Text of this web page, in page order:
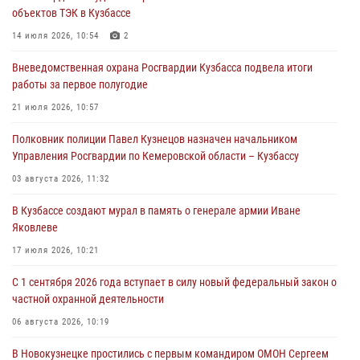
частной охранной деятельности
06 августа 2026, 10:19
Росгвардейцы задержали предполагаемого виновника причинения
ножевого ранения кемеровчанину
06 августа 2026, 09:18
Росгвардейцы задержали мужчину, повредившего имущество
горожанки
06 августа 2026, 08:17
Росгвардейцы пресекли противоправные действия и защитили
новокузнечанку от агрессивного знакомого
06 августа 2026, 07:16
объектов ТЭК в Кузбассе
14 июля 2026, 10:54 2
Вневедомственная охрана Росгвардии Кузбасса подвела итоги
работы за первое полугодие
21 июля 2026, 10:57
Полковник полиции Павел Кузнецов назначен начальником
Управления Росгвардии по Кемеровской области – Кузбассу
03 августа 2026, 11:32
В Кузбассе создают мурал в память о генерале армии Иване
Яковлеве
17 июля 2026, 10:21
С 1 сентября 2026 года вступает в силу новый федеральный закон о
частной охранной деятельности
06 августа 2026, 10:19
В Новокузнецке простились с первым командиром ОМОН Сергеем